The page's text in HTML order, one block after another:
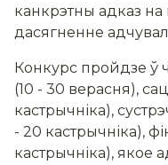
канкрэтны адказ на
дасягненне
Конкурс пройдзе ў
(10 - 30 верасня),
кастрычніка),
- 20 кастрычніка),
кастрычніка), якое